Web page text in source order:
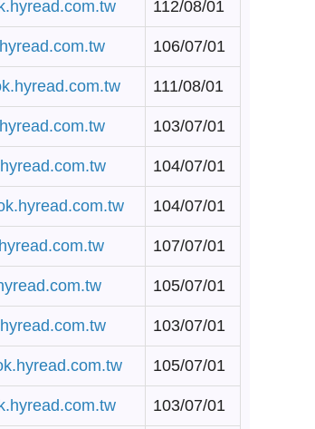
112/08/01
106/07/01
111/08/01
103/07/01
104/07/01
104/07/01
107/07/01
105/07/01
103/07/01
105/07/01
103/07/01